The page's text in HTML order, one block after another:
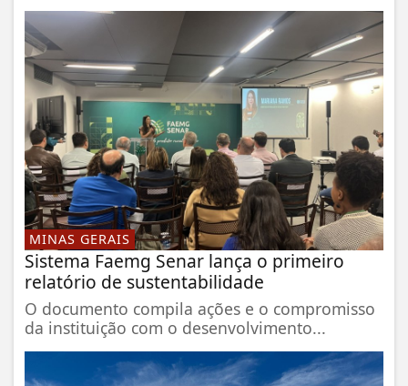
MINAS GERAIS
Sistema Faemg Senar lança o primeiro
relatório de sustentabilidade
O documento compila ações e o compromisso
da instituição com o desenvolvimento...